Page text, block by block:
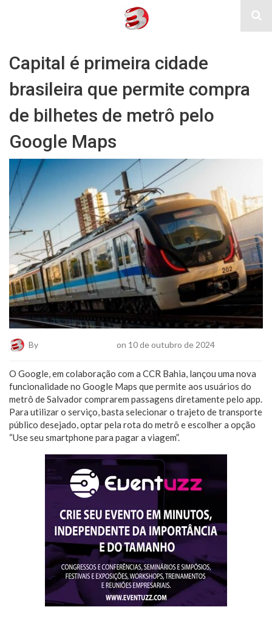
Capital é primeira cidade
brasileira que permite compra
de bilhetes de metrô pelo
Google Maps
By on 10 de outubro de 2024
O Google, em colaboração com a CCR Bahia, lançou uma nova
funcionalidade no Google Maps que permite aos usuários do
metrô de Salvador comprarem passagens diretamente pelo app.
Para utilizar o serviço, basta selecionar o trajeto de transporte
público desejado, optar pela rota do metrô e escolher a opção
“Use seu smartphone para pagar a viagem”.